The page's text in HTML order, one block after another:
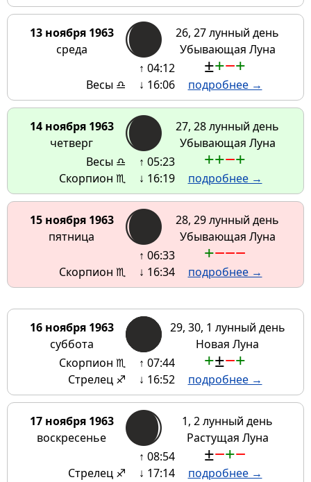
13 ноября 1963
среда
26, 27 лунный день
Убывающая Луна
Весы ♎
↑ 04:12
↓ 16:06
±+−+
подробнее →
14 ноября 1963
четверг
27, 28 лунный день
Убывающая Луна
Весы ♎
Скорпион ♏
↑ 05:23
↓ 16:19
++−+
подробнее →
15 ноября 1963
пятница
28, 29 лунный день
Убывающая Луна
Скорпион ♏
↑ 06:33
↓ 16:34
+−−−
подробнее →
16 ноября 1963
суббота
29, 30, 1 лунный день
Новая Луна
Скорпион ♏
Стрелец ♐
↑ 07:44
↓ 16:52
+±−+
подробнее →
17 ноября 1963
воскресенье
1, 2 лунный день
Растущая Луна
Стрелец ♐
↑ 08:54
↓ 17:14
±−+−
подробнее →